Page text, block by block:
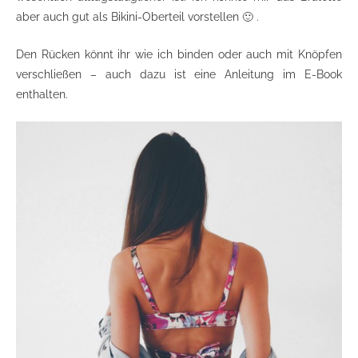
aber auch gut als Bikini-Oberteil vorstellen 🙂 .
Den Rücken könnt ihr wie ich binden oder auch mit Knöpfen
verschließen – auch dazu ist eine Anleitung im E-Book
enthalten.